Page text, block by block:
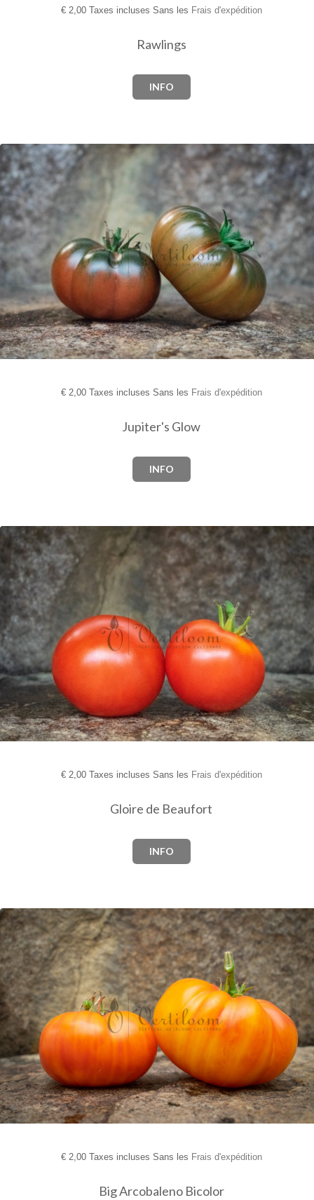
€2,00 Taxes incluses Sans les Frais d'expédition
Rawlings
INFO
€2,00 Taxes incluses Sans les Frais d'expédition
Jupiter's Glow
INFO
€2,00 Taxes incluses Sans les Frais d'expédition
Gloire de Beaufort
INFO
€2,00 Taxes incluses Sans les Frais d'expédition
Big Arcobaleno Bicolor